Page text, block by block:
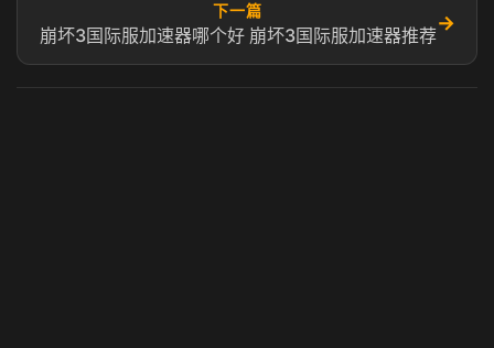
下一篇
崩坏3国际服加速器哪个好 崩坏3国际服加速器推荐
→